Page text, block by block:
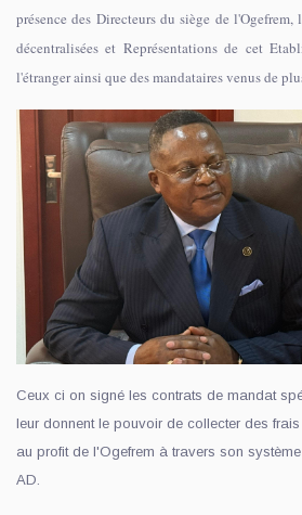
présence des Directeurs du siège de l'Ogefrem,
décentralisées et Représentations de cet
l'étranger ainsi que des mandataires venus de
Ceux ci on signé les contrats de mandat
leur donnent le pouvoir de collecter des
au profit de l'Ogefrem à travers son
AD.